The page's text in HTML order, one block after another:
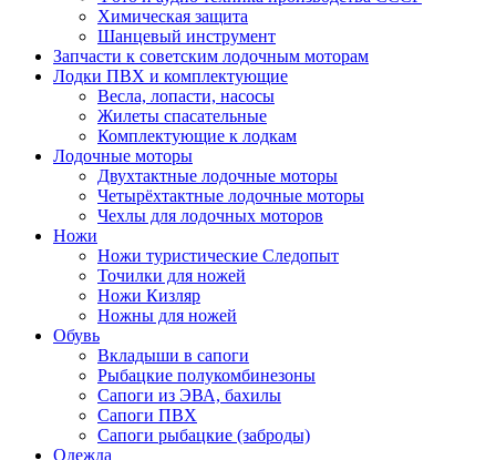
Химическая защита
Шанцевый инструмент
Запчасти к советским лодочным моторам
Лодки ПВХ и комплектующие
Весла, лопасти, насосы
Жилеты спасательные
Комплектующие к лодкам
Лодочные моторы
Двухтактные лодочные моторы
Четырёхтактные лодочные моторы
Чехлы для лодочных моторов
Ножи
Ножи туристические Следопыт
Точилки для ножей
Ножи Кизляр
Ножны для ножей
Обувь
Вкладыши в сапоги
Рыбацкие полукомбинезоны
Сапоги из ЭВА, бахилы
Сапоги ПВХ
Сапоги рыбацкие (заброды)
Одежда